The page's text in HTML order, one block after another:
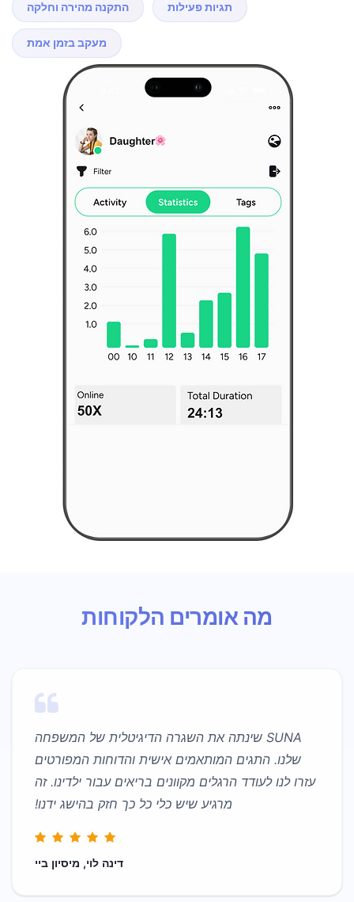
תגיות פעילות התקנה מהירה וחלקה
מעקב בזמן אמת
מה אומרים הלקוחות
SUNA שינתה את השגרה הדיגיטלית של המשפחה
שלנו. התגים המותאמים אישית והדוחות המפורטים
עזרו לנו לעודד הרגלים מקוונים בריאים עבור ילדינו. זה
מרגיע שיש כלי כל כך חזק בהישג ידנו!
דינה לוי, מיסיון ביי